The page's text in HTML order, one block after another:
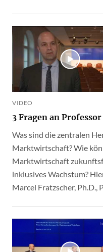
VIDEO
3 Fragen an
Was sind die zentralen
Marktwirtschaft? Wie
Marktwirtschaft
inklusives Wachstum?
Marcel Fratzscher, Ph.D.,